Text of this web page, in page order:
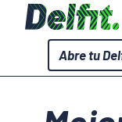
Saltar
contenido
Sobre Delfit
Servicios
Abre tu